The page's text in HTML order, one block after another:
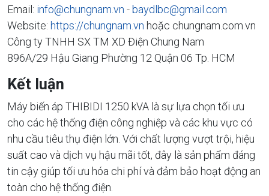
Email: info@chungnam.vn -baydlbc@gmail.com
Website: https://chungnam.vn hoặc chungnam.com.vn
Công ty TNHH SX TM XD Điện Chung Nam
896A/29 Hậu Giang Phường 12 Quận 06 Tp. HCM
Kết luận
Máy biến áp THIBIDI 1250 kVA là sự lựa chọn tối ưu
cho các hệ thống điện công nghiệp và các khu vực có
nhu cầu tiêu thụ điện lớn. Với chất lượng vượt trội, hiệu
suất cao và dịch vụ hậu mãi tốt, đây là sản phẩm đáng
tin cậy giúp tối ưu hóa chi phí và đảm bảo hoạt động an
toàn cho hệ thống điện.